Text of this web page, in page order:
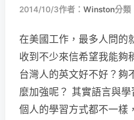
2014/10/3作者： Winston分類
在美國工作，最多人問的
收到不少來信希望我能夠
台灣人的英文好不好？夠
麼加強呢？ 其實語言與
個人的學習方式都不一樣